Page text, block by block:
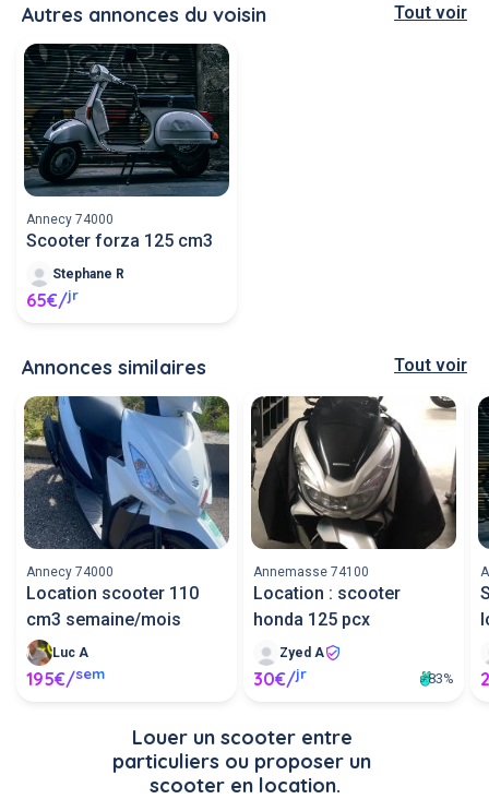
Autres annonces du voisin Tout voir
Annecy 74000
Scooter forza 125 cm3
Stephane R
65€/jr
Annonces similaires Tout voir
Annecy 74000
Location scooter 110
cm3 semaine/mois
Luc A
195€/sem
Annemasse 74100
Location : scooter
honda 125 pcx
Zyed A
30€/jr 83%
Louer un scooter entre
particuliers ou proposer un
scooter en location.